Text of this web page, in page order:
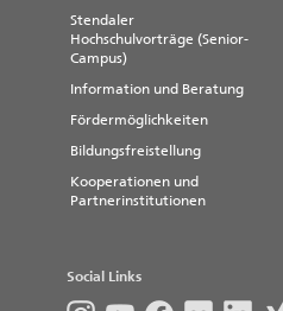
Stendaler
Hochschulvorträge (Senior-
Campus)
Information und Beratung
Fördermöglichkeiten
Bildungsfreistellung
Kooperationen und
Partnerinstitutionen
Social Links